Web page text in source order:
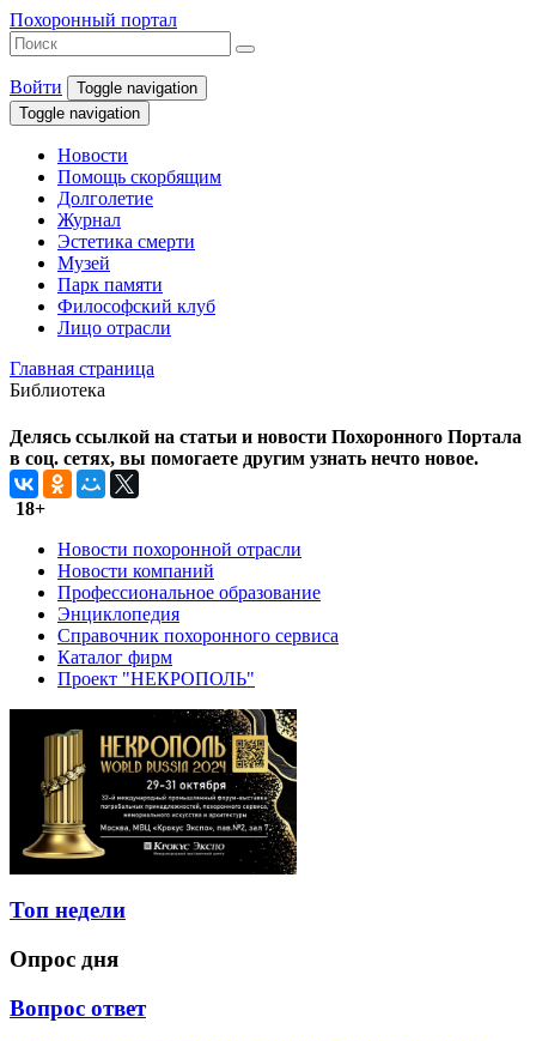
Похоронный портал
Войти
Toggle navigation
Toggle navigation
Новости
Помощь скорбящим
Долголетие
Журнал
Эстетика смерти
Музей
Парк памяти
Философский клуб
Лицо отрасли
Главная страница
Библиотека
Делясь ссылкой на статьи и новости Похоронного Портала
в соц. сетях, вы помогаете другим узнать нечто новое.
18+
Новости похоронной отрасли
Новости компаний
Профессиональное образование
Энциклопедия
Справочник похоронного сервиса
Каталог фирм
Проект "НЕКРОПОЛЬ"
Топ недели
Опрос дня
Вопрос ответ